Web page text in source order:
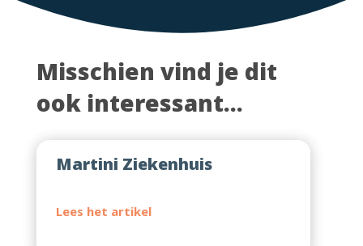
Misschien vind je dit
ook interessant...
Martini Ziekenhuis